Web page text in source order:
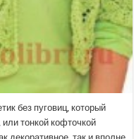
без пуговиц, который
тонкой кофточкой